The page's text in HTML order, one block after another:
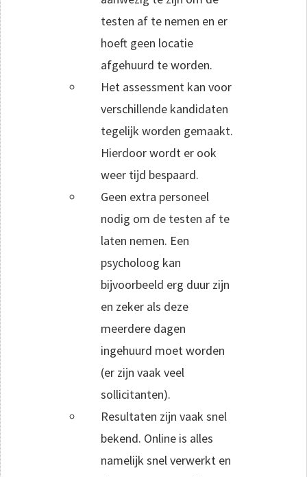
testen af te nemen en er
hoeft geen locatie
afgehuurd te worden.
Het assessment kan voor
verschillende kandidaten
tegelijk worden gemaakt.
Hierdoor wordt er ook
weer tijd bespaard.
Geen extra personeel
nodig om de testen af te
laten nemen. Een
psycholoog kan
bijvoorbeeld erg duur zijn
en zeker als deze
meerdere dagen
ingehuurd moet worden
(er zijn vaak veel
sollicitanten).
Resultaten zijn vaak snel
bekend. Online is alles
namelijk snel verwerkt en